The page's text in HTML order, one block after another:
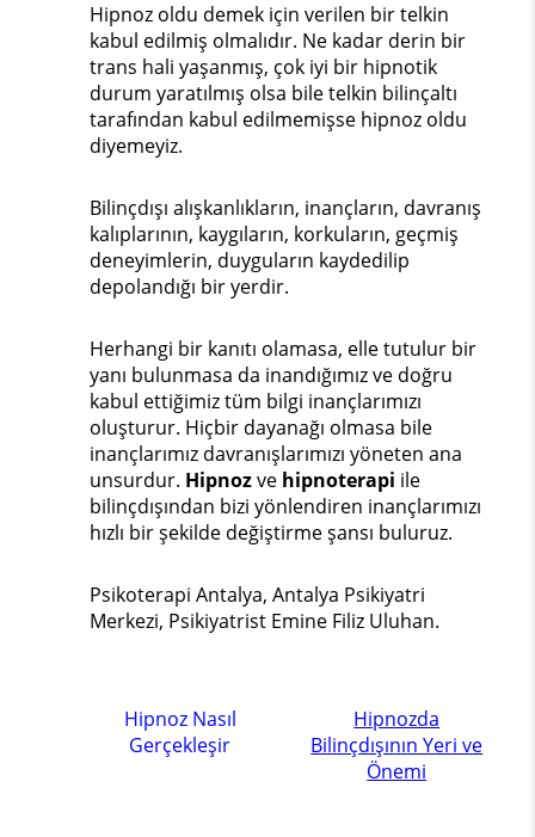
Hipnoz oldu demek için verilen bir telkin
kabul edilmiş olmalıdır. Ne kadar derin bir
trans hali yaşanmış, çok iyi bir hipnotik
durum yaratılmış olsa bile telkin bilinçaltı
tarafından kabul edilmemişse hipnoz oldu
diyemeyiz.
Bilinçdışı alışkanlıkların, inançların, davranış
kalıplarının, kaygıların, korkuların, geçmiş
deneyimlerin, duyguların kaydedilip
depolandığı bir yerdir.
Herhangi bir kanıtı olamasa, elle tutulur bir
yanı bulunmasa da inandığımız ve doğru
kabul ettiğimiz tüm bilgi inançlarımızı
oluşturur. Hiçbir dayanağı olmasa bile
inançlarımız davranışlarımızı yöneten ana
unsurdur. Hipnozve hipnoterapi ile
bilinçdışından bizi yönlendiren inançlarımızı
hızlı bir şekilde değiştirme şansı buluruz.
Psikoterapi Antalya, Antalya Psikiyatri
Merkezi, Psikiyatrist Emine Filiz Uluhan.
Hipnoz Nasıl
Gerçekleşir
Hipnozda
Bilinçdışının Yeri ve
Önemi